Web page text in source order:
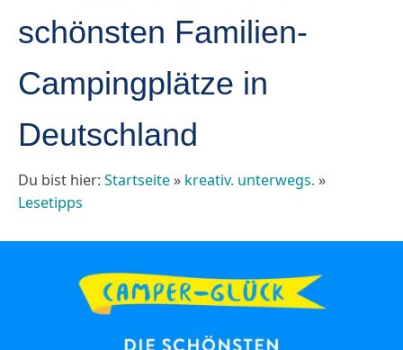
schönsten Familien-
Campingplätze in
Deutschland
Du bist hier: Startseite » kreativ. unterwegs. »
Lesetipps